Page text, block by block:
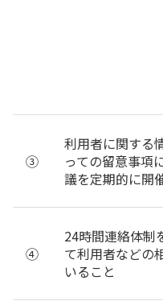
③
利用者に関する
っての留意事項
議を定期的に開
④
24時間連絡体制
て利用者などの
いること